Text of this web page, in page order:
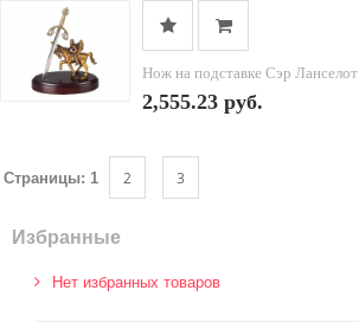
Нож на подставке Сэр Ланселот
2,555.23 руб.
Страницы: 1 2 3
Избранные
Нет избранных товаров